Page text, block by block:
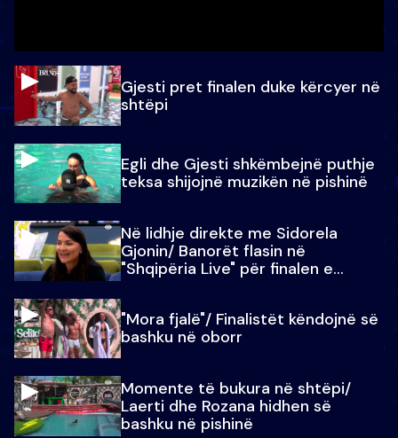
Gjesti pret finalen duke kërcyer në
shtëpi
Egli dhe Gjesti shkëmbejnë puthje
teksa shijojnë muzikën në pishinë
Në lidhje direkte me Sidorela
Gjonin/ Banorët flasin në
"Shqipëria Live" për finalen e
"Mora fjalë"/ Finalistët këndojnë së
bashku në oborr
Momente të bukura në shtëpi/
Laerti dhe Rozana hidhen së
bashku në pishinë